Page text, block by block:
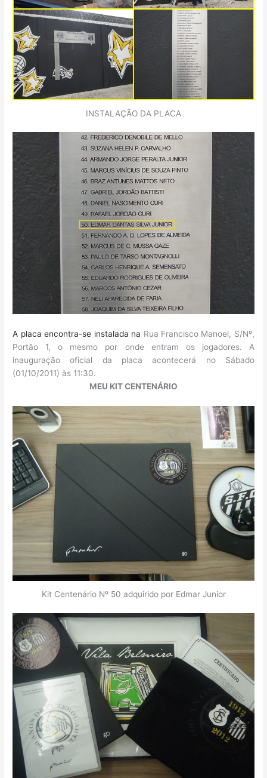
INSTALAÇÃO DA PLACA
A placa encontra-se instalada na Rua Francisco Manoel, S/Nº,
Portão 1, o mesmo por onde entram os jogadores. A
inauguração oficial da placa acontecerá no Sábado
(01/10/2011) às 11:30.
MEU KIT CENTENÁRIO
Kit Centenário Nº 50 adquirido por Edmar Junior